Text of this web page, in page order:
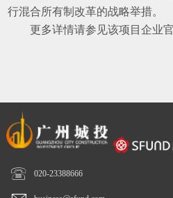
行混合所有制改革的战略举措。
更多详情请参见该项目企业
 020-23388666